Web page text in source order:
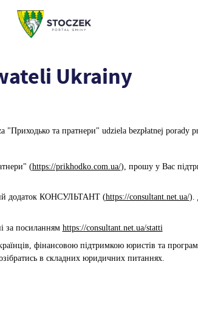
Ukrainy
та пратнери" udziela bezpłatnej porady
(https://prikhodko.com.ua/), прошу у Вас
додаток КОНСУЛЬТАНТ (https://consultant.net.ua/).
за посиланням https://consultant.net.ua/statti
фінансовою підтримкою юристів та
в складних юридичних питаннях.